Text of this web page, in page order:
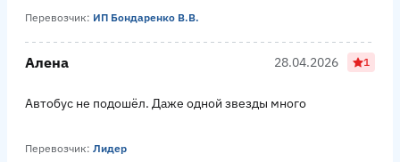
Перевозчик: ИП Бондаренко В.В.
Алена 28.04.2026 1
Автобус не подошёл. Даже одной звезды много
Перевозчик: Лидер